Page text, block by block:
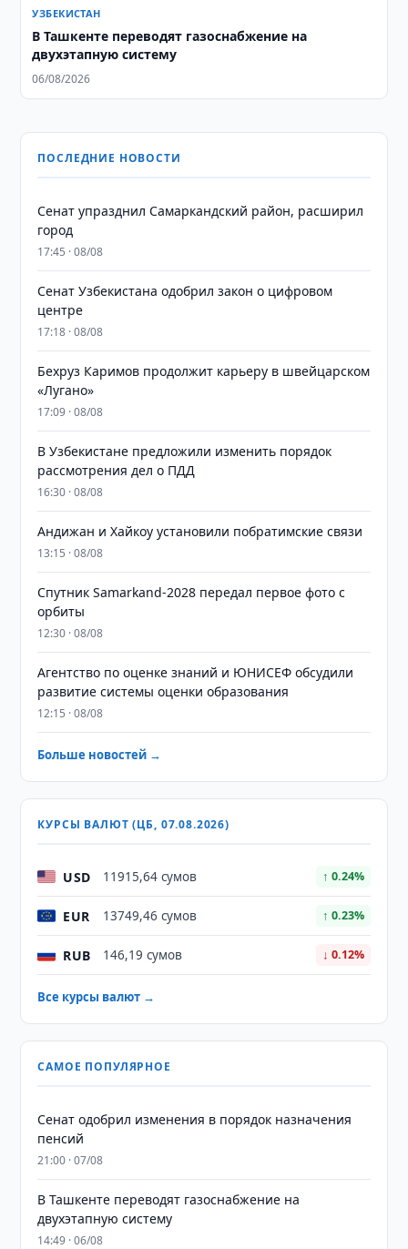
УЗБЕКИСТАН
В Ташкенте переводят газоснабжение на
двухэтапную систему
06/08/2026
ПОСЛЕДНИЕ НОВОСТИ
Сенат упразднил Самаркандский район, расширил
город
17:45 · 08/08
Сенат Узбекистана одобрил закон о цифровом
центре
17:18 · 08/08
Бехруз Каримов продолжит карьеру в швейцарском
«Лугано»
17:09 · 08/08
В Узбекистане предложили изменить порядок
рассмотрения дел о ПДД
16:30 · 08/08
Андижан и Хайкоу установили побратимские связи
13:15 · 08/08
Спутник Samarkand-2028 передал первое фото с
орбиты
12:30 · 08/08
Агентство по оценке знаний и ЮНИСЕФ обсудили
развитие системы оценки образования
12:15 · 08/08
Больше новостей →
КУРСЫ ВАЛЮТ (ЦБ, 07.08.2026)
USD 11915,64 сумов ↑ 0.24%
EUR 13749,46 сумов ↑ 0.23%
RUB 146,19 сумов ↓ 0.12%
Все курсы валют →
САМОЕ ПОПУЛЯРНОЕ
Сенат одобрил изменения в порядок назначения
пенсий
21:00 · 07/08
В Ташкенте переводят газоснабжение на
двухэтапную систему
14:49 · 06/08